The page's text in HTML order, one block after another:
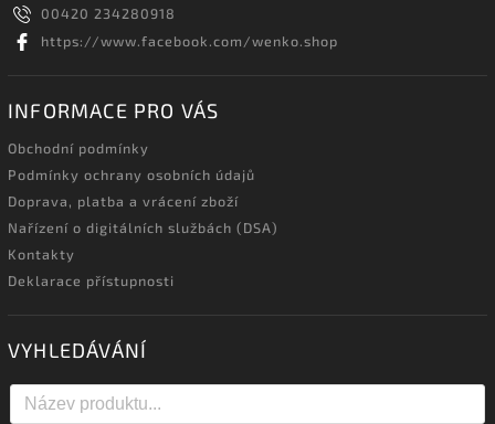
00420 234280918
https://www.facebook.com/wenko.shop
INFORMACE PRO VÁS
Obchodní podmínky
Podmínky ochrany osobních údajů
Doprava, platba a vrácení zboží
Nařízení o digitálních službách (DSA)
Kontakty
Deklarace přístupnosti
VYHLEDÁVÁNÍ